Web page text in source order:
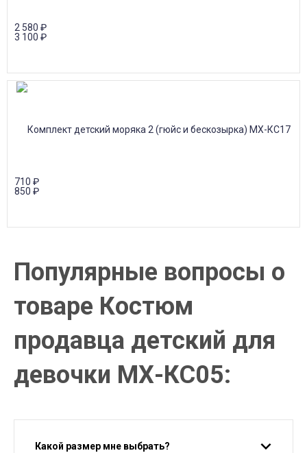
2 580 ₽
3 100 ₽
710 ₽
850 ₽
Популярные вопросы о
товаре Костюм
продавца детский для
девочки МХ-КС05:
Какой размер мне выбрать?